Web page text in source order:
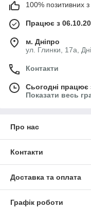
100% позитивних з
Працює з
м. Дніпро
ул. Глинки, 17а,
Контакти
Сьогодні працює
Показати весь
Про нас
Контакти
Доставка та оплата
Графік роботи